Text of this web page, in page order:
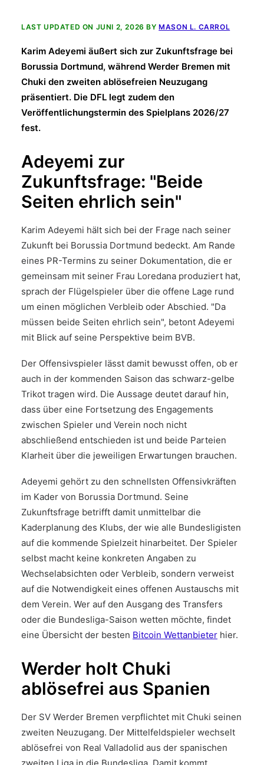
LAST UPDATED ON JUNI 2, 2026 BYMASON L. CARROL
Karim Adeyemi äußert sich zur Zukunftsfrage bei
Borussia Dortmund, während Werder Bremen mit
Chuki den zweiten ablösefreien Neuzugang
präsentiert. Die DFL legt zudem den
Veröffentlichungstermin des Spielplans 2026/27
fest.
Adeyemi zur
Zukunftsfrage: "Beide
Seiten ehrlich sein"
Karim Adeyemi hält sich bei der Frage nach seiner
Zukunft bei Borussia Dortmund bedeckt. Am Rande
eines PR-Termins zu seiner Dokumentation, die er
gemeinsam mit seiner Frau Loredana produziert hat,
sprach der Flügelspieler über die offene Lage rund
um einen möglichen Verbleib oder Abschied. "Da
müssen beide Seiten ehrlich sein", betont Adeyemi
mit Blick auf seine Perspektive beim BVB.
Der Offensivspieler lässt damit bewusst offen, ob er
auch in der kommenden Saison das schwarz-gelbe
Trikot tragen wird. Die Aussage deutet darauf hin,
dass über eine Fortsetzung des Engagements
zwischen Spieler und Verein noch nicht
abschließend entschieden ist und beide Parteien
Klarheit über die jeweiligen Erwartungen brauchen.
Adeyemi gehört zu den schnellsten Offensivkräften
im Kader von Borussia Dortmund. Seine
Zukunftsfrage betrifft damit unmittelbar die
Kaderplanung des Klubs, der wie alle Bundesligisten
auf die kommende Spielzeit hinarbeitet. Der Spieler
selbst macht keine konkreten Angaben zu
Wechselabsichten oder Verbleib, sondern verweist
auf die Notwendigkeit eines offenen Austauschs mit
dem Verein. Wer auf den Ausgang des Transfers
oder die Bundesliga-Saison wetten möchte, findet
eine Übersicht der besten Bitcoin Wettanbieter hier.
Werder holt Chuki
ablösefrei aus Spanien
Der SV Werder Bremen verpflichtet mit Chuki seinen
zweiten Neuzugang. Der Mittelfeldspieler wechselt
ablösefrei von Real Valladolid aus der spanischen